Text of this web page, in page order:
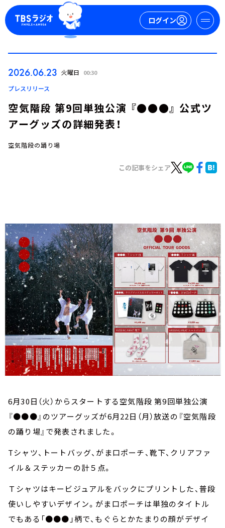
ログイン
お知らせ
イベント・グッズ
YouTube
会社情報
2026.06.23 火曜日 00:30
プレスリリース
空気階段 第9回単独公演 『●●●』 公式ツ
アーグッズの詳細発表！
空気階段の踊り場
この記事をシェア
6月30日（火）からスタートする空気階段 第9回単独公演
『●●●』のツアーグッズが6月22日（月）放送の『空気階段
の踊り場』で発表されました。
Tシャツ、トートバッグ、がま口ポーチ、靴下、クリアファ
イル＆ステッカーの計５点。
Ｔシャツはキービジュアルをバックにプリントした、普段
使いしやすいデザイン。がま口ポーチは単独のタイトル
でもある「●●●」柄で、もぐらとかたまりの顔がデザイ